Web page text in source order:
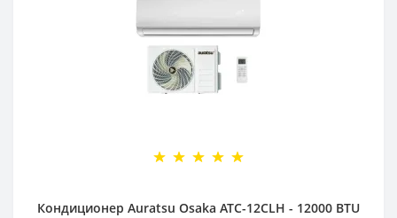
Кондиционер Auratsu Osaka ATC-12CLH - 12000 BTU